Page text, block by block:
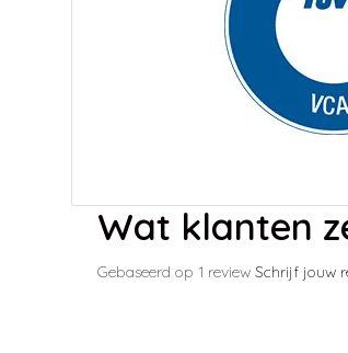
Wat klanten
Gebaseerd op 1 review Schrijf jouw